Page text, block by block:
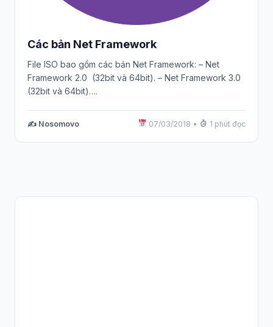
Các bản Net Framework
File ISO bao gồm các bản Net Framework: – Net
Framework 2.0 (32bit và 64bit). – Net Framework 3.0
(32bit và 64bit)….
✍️ Nosomovo 07/03/2018 • 1 phút đọc